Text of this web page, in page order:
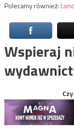
Polecamy również:
Wspieraj